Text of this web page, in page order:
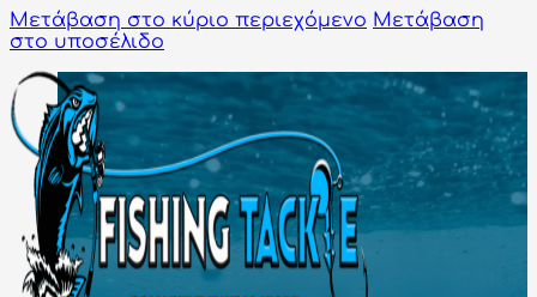
Μετάβαση στο κύριο περιεχόμενο Μετάβαση
στο υποσέλιδο